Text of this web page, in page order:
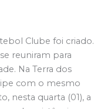
Clube foi criado.
reuniram para
Na Terra dos
com o mesmo
nesta quarta (01), a